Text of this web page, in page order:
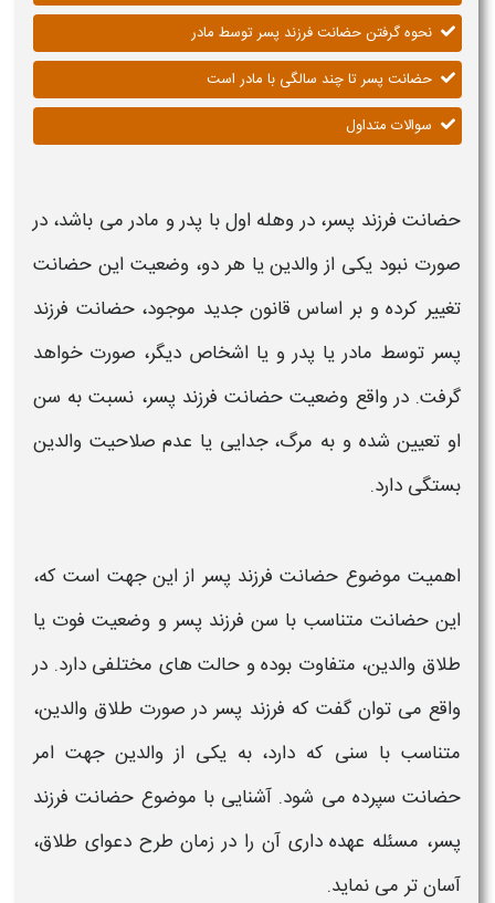
نحوه گرفتن حضانت فرزند پسر توسط مادر
حضانت پسر تا چند سالگی با مادر است
سوالات متداول
حضانت فرزند پسر، در وهله اول با پدر و مادرمی باشد، در
صورت نبود یکی از والدین یا هر دو، وضعیت این حضانت
تغییر کرده و بر اساس قانون جدید موجود،حضانت فرزند
پسر توسط مادریا پدر و یا اشخاص دیگر، صورت خواهد
گرفت. در واقع وضعیت حضانت فرزند پسر، نسبت به سن
او تعیین شده و به مرگ، جدایی یا عدم صلاحیت والدین
بستگی دارد.
اهمیت موضوع حضانت فرزند پسر از این جهت است که،
اینحضانت متناسب با سن فرزند پسرو وضعیت فوت یا
طلاق والدین، متفاوت بوده و حالت های مختلفی دارد. در
واقع می توان گفت که فرزند پسردر صورت طلاق والدین،
متناسب با سنی که دارد، به یکی از والدین جهت امر
حضانت سپرده می شود. آشنایی با موضوع حضانت فرزند
پسر، مسئله عهده داری آن را در زمان طرح دعوای طلاق،
آسان تر می نماید.